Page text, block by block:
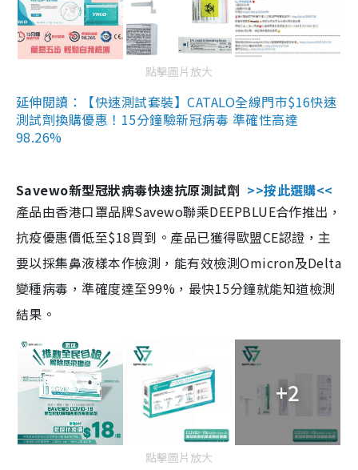
點擊圖片放大
延伸閱讀：【快速測試套裝】CATALO全線門市$16快速
測試劑換購優惠！15分鐘驗新冠病毒 準確性高達
98.26%
Savewo新型冠狀病毒快速抗原測試劑 >>按此選購<<
產品由香港口罩品牌Savewo聯乘DEEPBLUE合作推出，
抗疫優惠價低至$18買到。產品已獲得歐盟CE認證，主
要以採集鼻液樣本作檢測，能有效檢測Omicron及Delta
變種病毒，準確度達至99%，最快15分鐘就能知道檢測
結果。
+2
點擊圖片放大